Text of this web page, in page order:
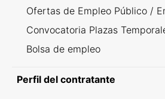
Ofertas de Empleo Público /
Convocatoria Plazas
Bolsa de empleo
Perfil del contratante